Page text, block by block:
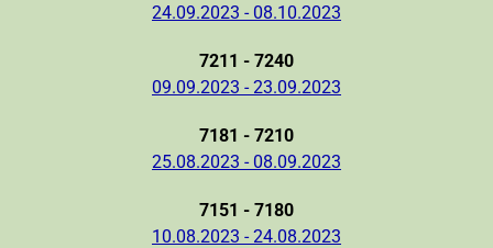
24.09.2023 - 08.10.2023
7211 - 7240
09.09.2023 - 23.09.2023
7181 - 7210
25.08.2023 - 08.09.2023
7151 - 7180
10.08.2023 - 24.08.2023